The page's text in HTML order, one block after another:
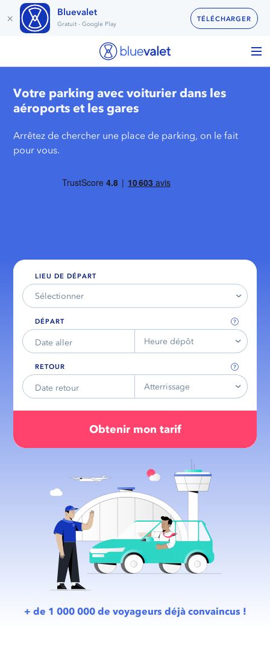
Votre parking avec voiturier dans les
aéroports et les gares
Arrêtez de chercher une place de parking, on le fait
pour vous.
LIEU DE DÉPART
Sélectionner
DÉPART
Heure dépôt
RETOUR
Atterrissage
Obtenir mon tarif
+ de 1 000 000 de voyageurs déjà convaincus !
× Bluevalet
Gratuit - Google Play
TÉLÉCHARGER